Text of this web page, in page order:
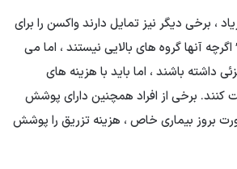
، برخی دیگر نیز تمایل دارند واکسن را برای
آنها گروه های بالایی نیستند ، اما می
داشته باشند ، اما باید با هزینه های
برخی از افراد همچنین دارای پوشش
بروز بیماری خاص ، هزینه تزریق را پوشش